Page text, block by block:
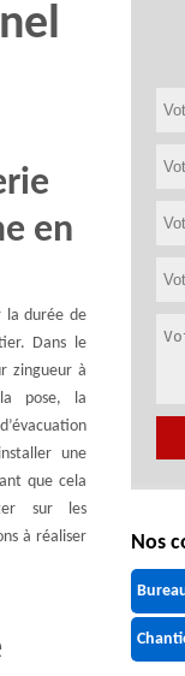
en
la durée de
Dans le
zingueur à
pose, la
une
que cela
sur les
à réaliser
Nos